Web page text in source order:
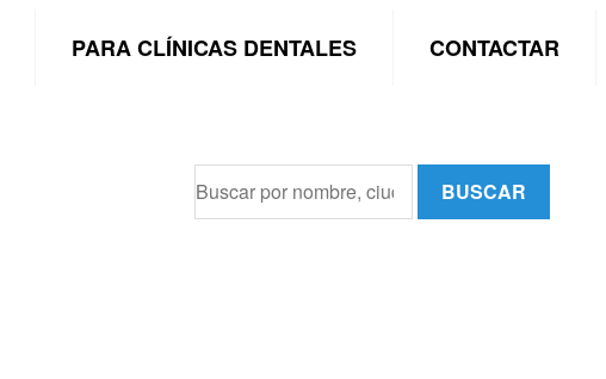
PARA CLÍNICAS DENTALES CONTACTAR
BUSCAR